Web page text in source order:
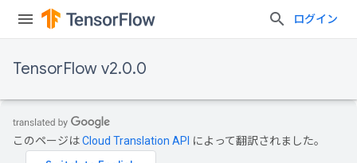
ログイン
TensorFlow v2.0.0
このページはCloud Translation API によって翻訳されました。